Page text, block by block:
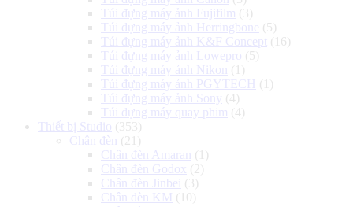
Túi đựng máy ảnh Fujifilm (3)
Túi đựng máy ảnh Herringbone (5)
Túi đựng máy ảnh K&F Concept (16)
Túi đựng máy ảnh Lowepro (5)
Túi đựng máy ảnh Nikon
(1)
Túi đựng máy ảnh PGYTECH
(1)
Túi đựng máy ảnh Sony (4)
Túi đựng máy quay phim (4)
Thiết bị Studio (353)
Chân đèn
(21)
Chân đèn Amaran
(1)
Chân đèn Godox (2)
Chân đèn Jinbei (3)
Chân đèn KM (10)